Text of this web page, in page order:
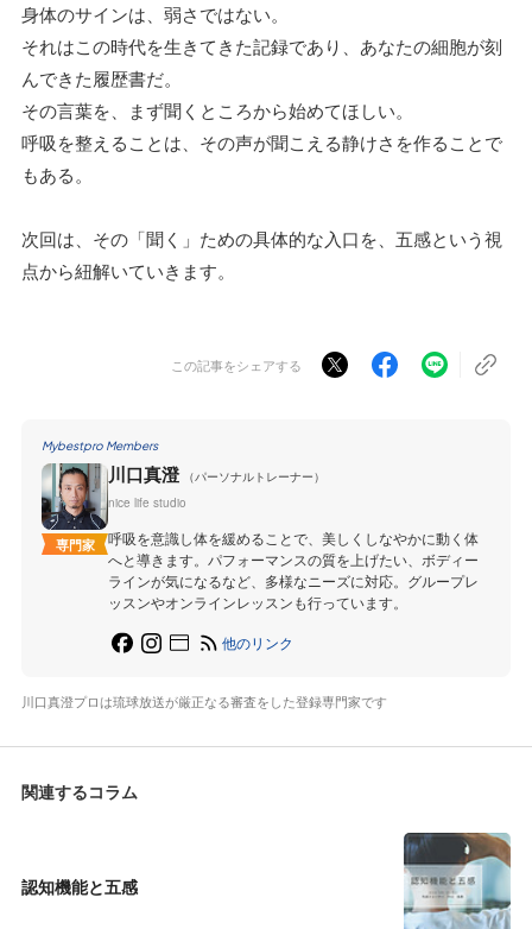
身体のサインは、弱さではない。
それはこの時代を生きてきた記録であり、あなたの細胞が刻
んできた履歴書だ。
その言葉を、まず聞くところから始めてほしい。
呼吸を整えることは、その声が聞こえる静けさを作ることで
もある。
次回は、その「聞く」ための具体的な入口を、五感という視
点から紐解いていきます。
この記事をシェアする
Mybestpro Members
専門家
川口真澄
（パーソナルトレーナー）
nice life studio
呼吸を意識し体を緩めることで、美しくしなやかに動く体
へと導きます。パフォーマンスの質を上げたい、ボディー
ラインが気になるなど、多様なニーズに対応。グループレ
ッスンやオンラインレッスンも行っています。
他のリンク
川口真澄プロは琉球放送が厳正なる審査をした登録専門家です
関連するコラム
認知機能と五感